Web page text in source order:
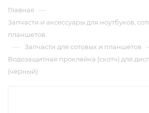
Главная —
Запчасти и аксессуары для ноутбуков,
планшетов.
— Запчасти для сотовых и планшетов
Водозащитная проклейка (скотч) для
(чёрный)